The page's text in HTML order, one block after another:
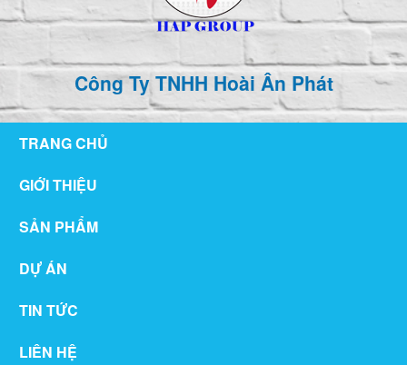
Công Ty TNHH Hoài Ân Phát
TRANG CHỦ
GIỚI THIỆU
SẢN PHẨM
DỰ ÁN
TIN TỨC
LIÊN HỆ